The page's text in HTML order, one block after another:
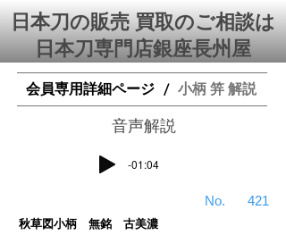
日本刀の販売 買取のご相談は
日本刀専門店銀座⻑州屋
会員専用詳細ページ / 小柄 笄 解説
​音声解説
-01:04
​No. 421
秋草図小柄 無銘 古美濃